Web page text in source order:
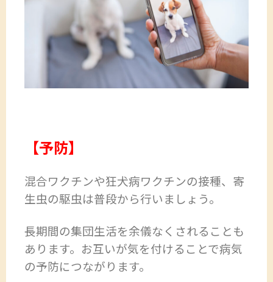
【予防】
混合ワクチンや狂犬病ワクチンの接種、寄
生虫の駆虫は普段から行いましょう。
長期間の集団生活を余儀なくされることも
あります。お互いが気を付けることで病気
の予防につながります。